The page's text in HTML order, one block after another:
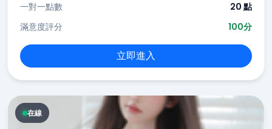
一對一點數
20 點
滿意度評分
100分
立即進入
在線